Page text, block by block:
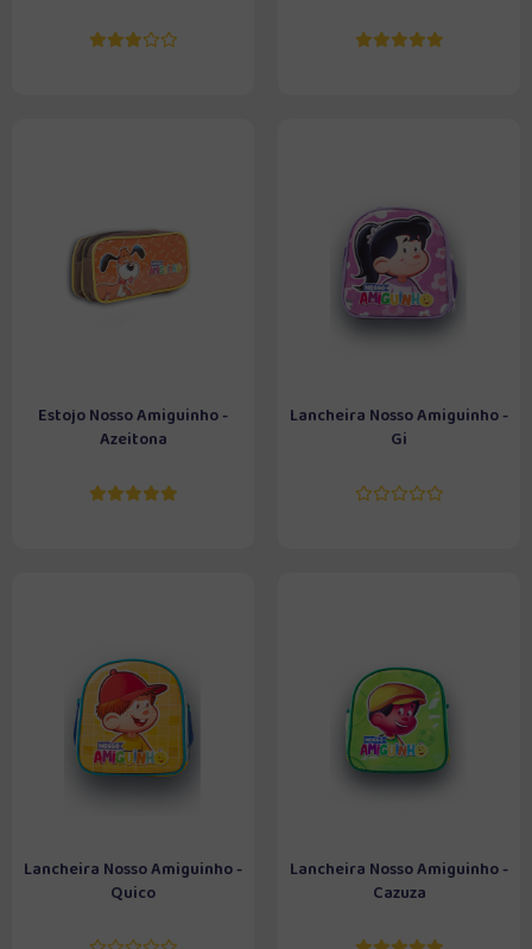
Estojo Nosso Amiguinho -
Azeitona
Lancheira Nosso Amiguinho -
Gi
Lancheira Nosso Amiguinho -
Quico
Lancheira Nosso Amiguinho -
Cazuza